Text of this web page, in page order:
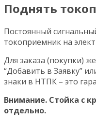
Поднять
Постоянный
токоприемник на
Для заказа (покупки)
“Добавить в Заявку”
знаки в НТПК – это
Внимание. Стойка с
отдельно.